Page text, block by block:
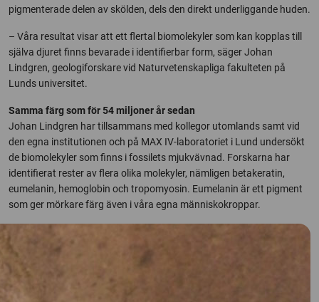
pigmenterade delen av skölden, dels den direkt underliggande huden.
– Våra resultat visar att ett flertal biomolekyler som kan kopplas till
själva djuret finns bevarade i identifierbar form, säger Johan
Lindgren, geologiforskare vid Naturvetenskapliga fakulteten på
Lunds universitet.
Samma färg som för 54 miljoner år sedan
Johan Lindgren har tillsammans med kollegor utomlands samt vid
den egna institutionen och på MAX IV-laboratoriet i Lund undersökt
de biomolekyler som finns i fossilets mjukvävnad. Forskarna har
identifierat rester av flera olika molekyler, nämligen betakeratin,
eumelanin, hemoglobin och tropomyosin. Eumelanin är ett pigment
som ger mörkare färg även i våra egna människokroppar.